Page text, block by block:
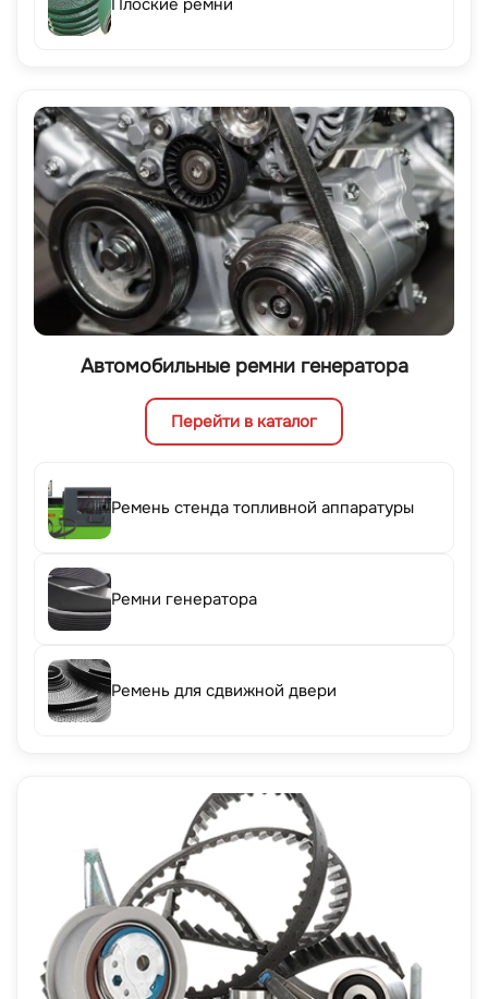
Плоские ремни
Автомобильные ремни генератора
Перейти в каталог
Ремень стенда топливной аппаратуры
Ремни генератора
Ремень для сдвижной двери